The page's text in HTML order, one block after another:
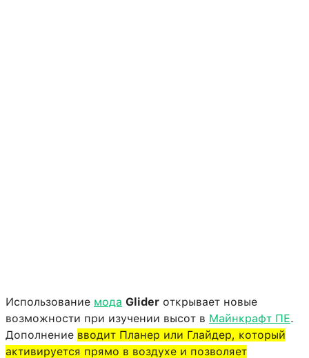
Использование мода Glider открывает новые
возможности при изучении высот в Майнкрафт ПЕ.
Дополнение вводит Планер или Глайдер, который
активируется прямо в воздухе и позволяет